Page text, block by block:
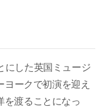
にした英国ミュージ
ヨークで初演を迎え
を渡ることになっ